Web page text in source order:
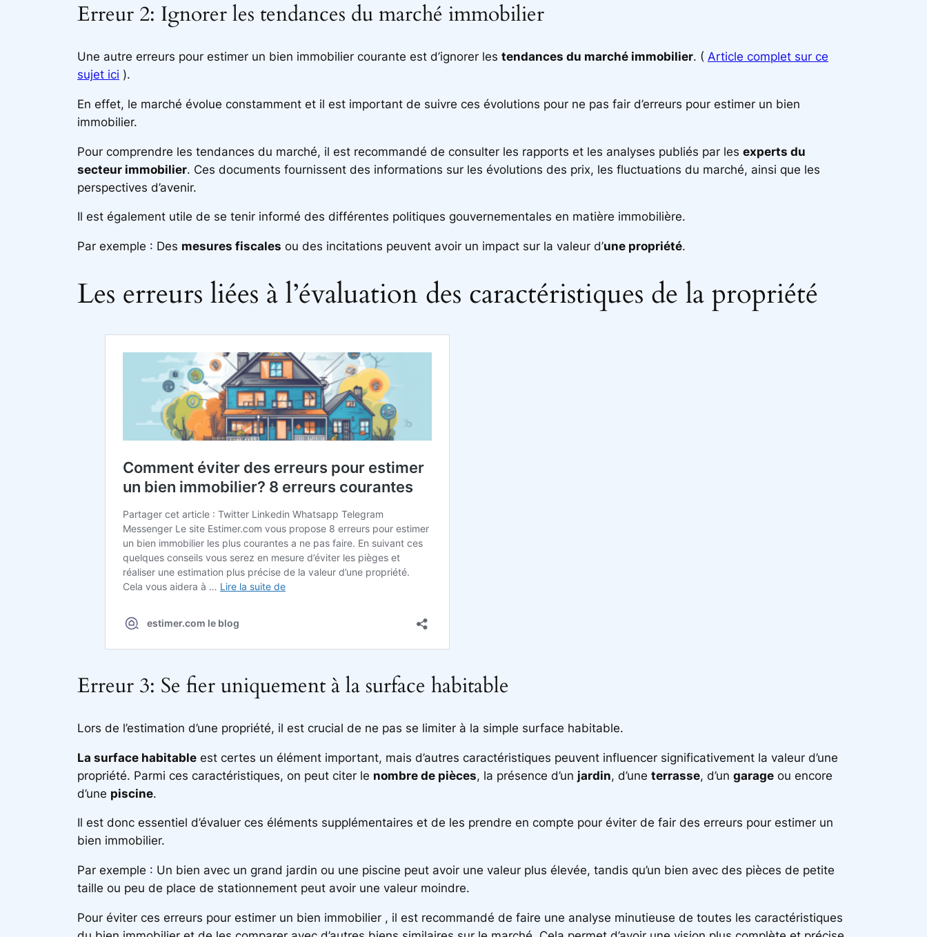
Erreur 2: Ignorer les tendances du marché immobilier
Une autre erreurs pour estimer un bien immobilier courante est d’ignorer les tendances du marché immobilier. ( Article complet sur ce
sujet ici ).
En effet, le marché évolue constamment et il est important de suivre ces évolutions pour ne pas fair d’erreurs pour estimer un bien
immobilier.
Pour comprendre les tendances du marché, il est recommandé de consulter les rapports et les analyses publiés par les experts du
secteur immobilier. Ces documents fournissent des informations sur les évolutions des prix, les fluctuations du marché, ainsi que les
perspectives d’avenir.
Il est également utile de se tenir informé des différentes politiques gouvernementales en matière immobilière.
Par exemple : Des mesures fiscales ou des incitations peuvent avoir un impact sur la valeur d’une propriété.
Les erreurs liées à l’évaluation des caractéristiques de la propriété
Erreur 3: Se fier uniquement à la surface habitable
Lors de l’estimation d’une propriété, il est crucial de ne pas se limiter à la simple surface habitable.
La surface habitable est certes un élément important, mais d’autres caractéristiques peuvent influencer significativement la valeur d’une
propriété. Parmi ces caractéristiques, on peut citer le nombre de pièces, la présence d’un jardin, d’une terrasse, d’un garage ou encore
d’une piscine.
Il est donc essentiel d’évaluer ces éléments supplémentaires et de les prendre en compte pour éviter de fair des erreurs pour estimer un
bien immobilier.
Par exemple : Un bien avec un grand jardin ou une piscine peut avoir une valeur plus élevée, tandis qu’un bien avec des pièces de petite
taille ou peu de place de stationnement peut avoir une valeur moindre.
Pour éviter ces erreurs pour estimer un bien immobilier , il est recommandé de faire une analyse minutieuse de toutes les caractéristiques